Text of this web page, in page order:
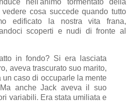
vedere cosa succede quando tutto
edificato la nostra vita frana,
scoperti e nudi di fronte al
in fondo? Si era lasciata
aveva trascurato suo marito,
un caso di occuparle la mente
anche Jack aveva il suo
variabili. Era stata umiliata e